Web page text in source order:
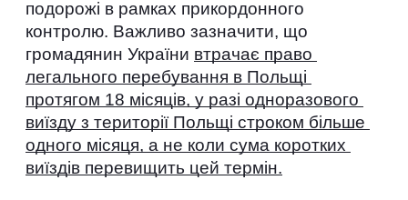
подорожі в рамках прикордонного
контролю. Важливо зазначити, що
громадянин України втрачає право
легального перебування в Польщі
протягом 18 місяців, у разі одноразового
виїзду з території Польщі строком більше
одного місяця, а не коли сума коротких
виїздів перевищить цей термін.